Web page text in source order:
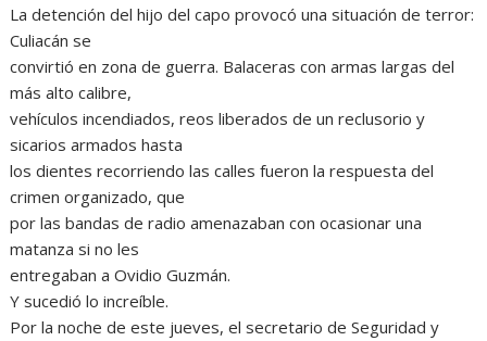
La detención del hijo del capo provocó una situación de terror:
Culiacán se
convirtió en zona de guerra. Balaceras con armas largas del
más alto calibre,
vehículos incendiados, reos liberados de un reclusorio y
sicarios armados hasta
los dientes recorriendo las calles fueron la respuesta del
crimen organizado, que
por las bandas de radio amenazaban con ocasionar una
matanza si no les
entregaban a Ovidio Guzmán.
Y sucedió lo increíble.
Por la noche de este jueves, el secretario de Seguridad y